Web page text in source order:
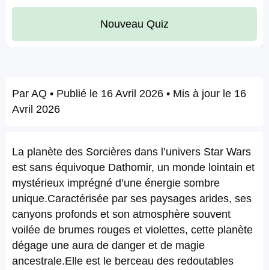
Nouveau Quiz
Par AQ • Publié le 16 Avril 2026 • Mis à jour le 16
Avril 2026
La planète des Sorcières dans l’univers Star Wars
est sans équivoque Dathomir, un monde lointain et
mystérieux imprégné d’une énergie sombre
unique.Caractérisée par ses paysages arides, ses
canyons profonds et son atmosphère souvent
voilée de brumes rouges et violettes, cette planète
dégage une aura de danger et de magie
ancestrale.Elle est le berceau des redoutables